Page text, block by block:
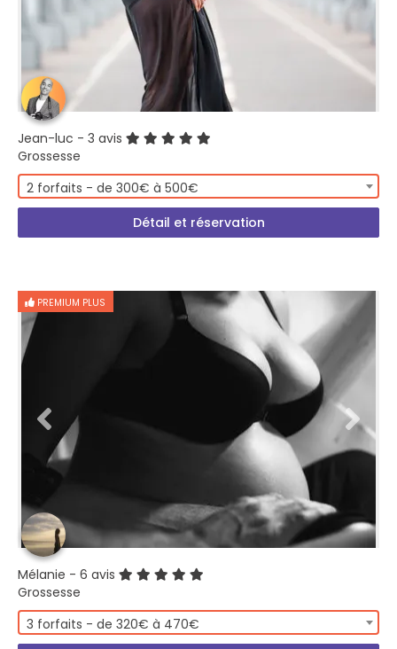
Jean-luc - 3 avis
Grossesse
2 forfaits - de 300€ à 500€
Détail et réservation
PREMIUM PLUS
Mélanie - 6 avis
Grossesse
3 forfaits - de 320€ à 470€